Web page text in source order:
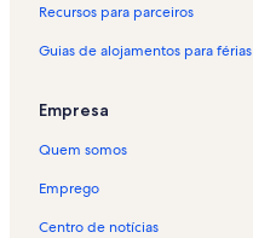
Recursos para parceiros
Guias de alojamentos para férias
Empresa
Quem somos
Emprego
Centro de notícias